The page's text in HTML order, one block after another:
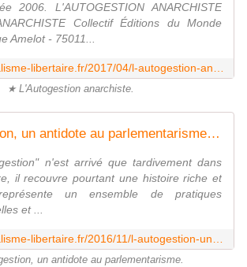
2006. L'AUTOGESTION ANARCHISTE
Collectif Éditions du Monde
Amelot - 75011...
★ L'Autogestion anarchiste.
★ L'Autogestion, un antidote au parlementarisme - Socialisme libertaire
n'est arrivé que tardivement dans
il recouvre pourtant une histoire riche et
un ensemble de pratiques
et ...
un antidote au parlementarisme.